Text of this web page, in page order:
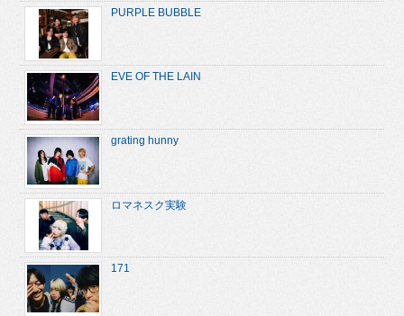
PURPLE BUBBLE
EVE OF THE LAIN
grating hunny
ロマネスク実験
171